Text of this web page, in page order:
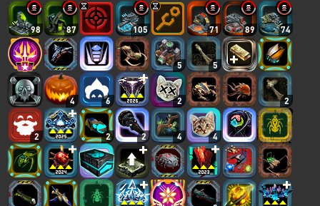
98 87 105 71 89 74
5 5
4 6 2 2
2 2 2 4 4